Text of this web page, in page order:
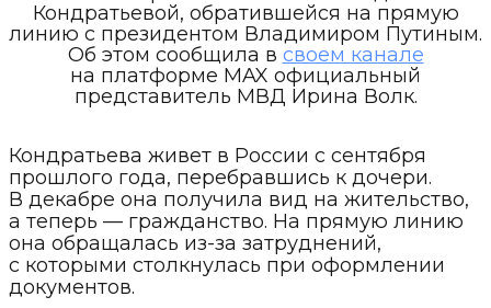
Кондратьевой, обратившейся на прямую
линию с президентом Владимиром Путиным.
Об этом сообщила в своем канале
на платформе MAX официальный
представитель МВД Ирина Волк.
Кондратьева живет в России с сентября
прошлого года, перебравшись к дочери.
В декабре она получила вид на жительство,
а теперь — гражданство. На прямую линию
она обращалась из-за затруднений,
с которыми столкнулась при оформлении
документов.